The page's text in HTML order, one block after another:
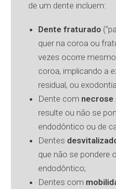
de um dente incluem:
Dente fraturado
quer na coroa ou
vezes ocorre
coroa, implicando a
residual, ou
Dente com necrose
resulte ou não se
endodôntico ou de
Dentes
que não se pondere
endodôntico;
Dentes com